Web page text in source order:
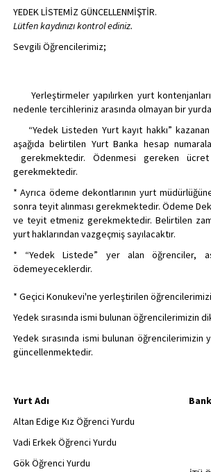
YEDEK LİSTEMİZ GÜNCELLENMİŞTİR.
Lütfen kaydınızı kontrol ediniz.
Sevgili Öğrencilerimiz;
Yerleştirmeler yapılırken yurt kontenjanları
nedenle tercihleriniz arasında olmayan bir
“Yedek Listeden Yurt kayıt hakkı”
aşağıda belirtilen Yurt Banka hesap
gerekmektedir. Ödenmesi gereken
gerekmektedir.
* Ayrıca ödeme dekontlarının yurt
sonra teyit alınması gerekmektedir. Ödeme
ve teyit etmeniz gerekmektedir. Belirtilen
yurt haklarından vazgeçmiş sayılacaktır.
* “Yedek Listede” yer alan öğrenciler,
ödemeyeceklerdir.
* Geçici Konukevi'ne yerleştirilen
Yedek sırasında ismi bulunan öğrencilerimizin
Yedek sırasında ismi bulunan
güncellenmektedir.
Yurt Adı Banka
Altan Edige Kız Öğrenci Yurdu
Vadi Erkek Öğrenci Yurdu
Gök Öğrenci Yurdu